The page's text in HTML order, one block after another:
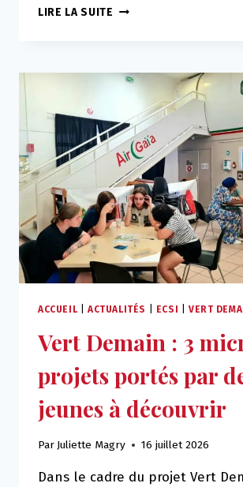
LIRE LA SUITE DANS
FLEUVE
TRAVAIL
EN
RÉSEAU
AU
SERVICE
DE
LA
PROTECTION
DE
LA
ACCUEIL ACTUALITÉS ECSI VERT
Vert Demain : 3
projets portés par
jeunes à découvrir
Par Juliette Magry 16 juillet 2026
Dans le cadre du projet Vert